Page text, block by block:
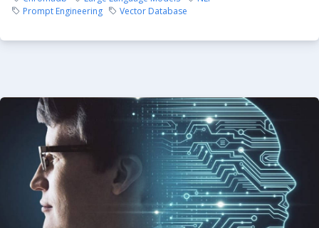
Prompt Engineering
Vector Database